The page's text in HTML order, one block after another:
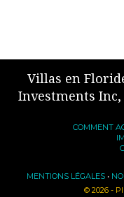
Villas en
Investments Inc,
COMMENT
MENTIONS LÉGALES•
© 2026 -